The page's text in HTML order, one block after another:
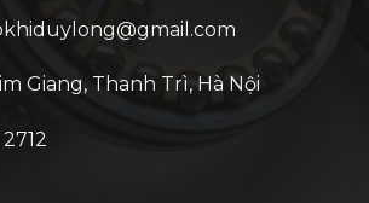
Giang, Thanh Trì, Hà Nội